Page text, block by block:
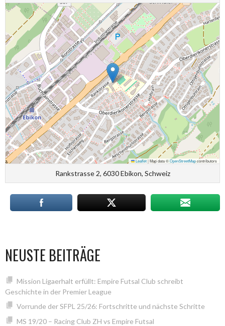
Leaflet|Map data ©OpenStreetMapcontributors
Rankstrasse 2, 6030 Ebikon, Schweiz
NEUSTE BEITRÄGE
Mission Ligaerhalt erfüllt: Empire Futsal Club schreibt
Geschichte in der Premier League
Vorrunde der SFPL 25/26: Fortschritte und nächste Schritte
MS 19/20 – Racing Club ZH vs Empire Futsal